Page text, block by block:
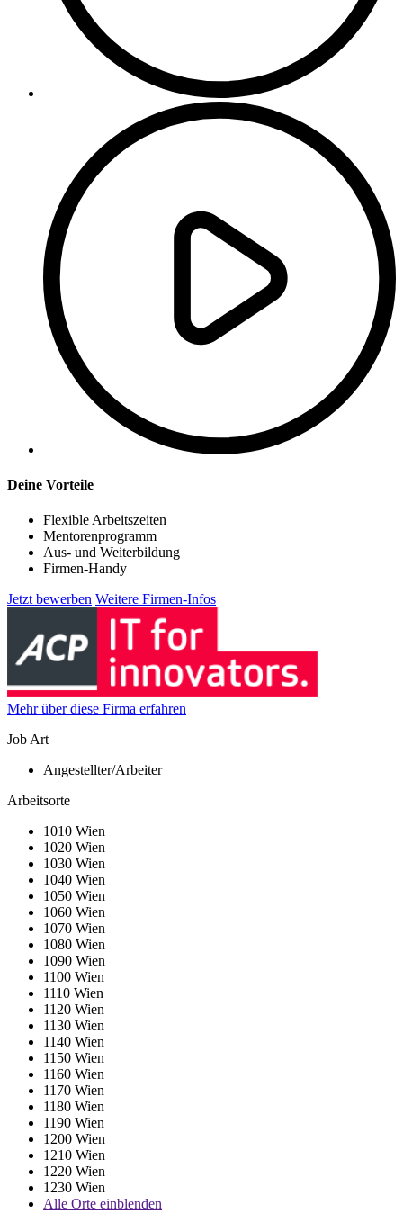
Deine Vorteile
Flexible Arbeitszeiten
Mentorenprogramm
Aus- und Weiterbildung
Firmen-Handy
Jetzt bewerben Weitere Firmen-Infos
Mehr über diese Firma erfahren
Job Art
Angestellter/Arbeiter
Arbeitsorte
1010 Wien
1020 Wien
1030 Wien
1040 Wien
1050 Wien
1060 Wien
1070 Wien
1080 Wien
1090 Wien
1100 Wien
1110 Wien
1120 Wien
1130 Wien
1140 Wien
1150 Wien
1160 Wien
1170 Wien
1180 Wien
1190 Wien
1200 Wien
1210 Wien
1220 Wien
1230 Wien
Alle Orte einblenden